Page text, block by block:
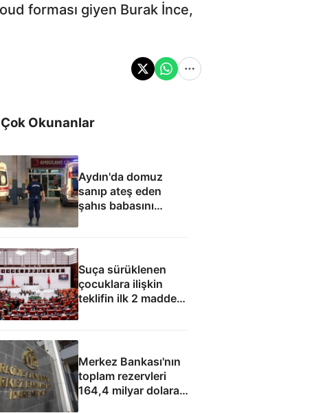
forması giyen Burak İnce,
Çok Okunanlar
Aydın'da domuz
sanıp ateş eden
şahıs babasını
Suça sürüklenen
çocuklara ilişkin
teklifin ilk 2 maddesi
kabul edildi
Merkez Bankası'nın
toplam rezervleri
164,4 milyar dolara
yükseldi